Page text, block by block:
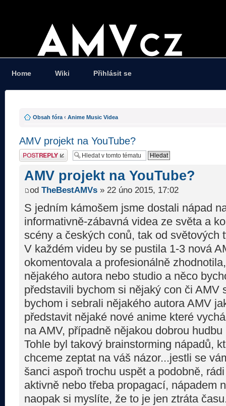
Home Wiki Přihlásit se
Obsah fóra ‹ Anime Music Videa
AMV projekt na YouTube?
Odeslat odpověď
AMV projekt na YouTube?
od TheBestAMVs » 22 úno 2015, 17:02
S jedním kámošem jsme dostali nápad
informativně-zábavná videa ze světa a
scény a českých conů, tak od světových
V každém videu by se pustila 1-3 nová
okomentovala a profesionálně
nějakého autora nebo studio a něco
představili bychom si nějaký con či AMV
bychom i sebrali nějakého autora AMV
představit nějaké nové anime které
na AMV, případně nějakou dobrou
Tohle byl takový brainstorming nápadů,
chceme zeptat na váš názor...jestli se
šanci aspoň trochu uspět a podobně,
aktivně nebo třeba propagací, nápadem
naopak si myslíte, že to je jen ztráta